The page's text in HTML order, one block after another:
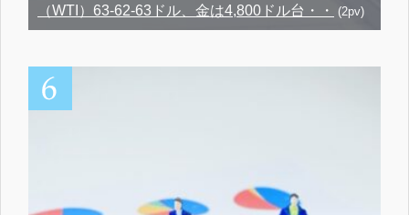
（WTI）63-62-63ドル、金は4,800ドル台・・
(2pv)